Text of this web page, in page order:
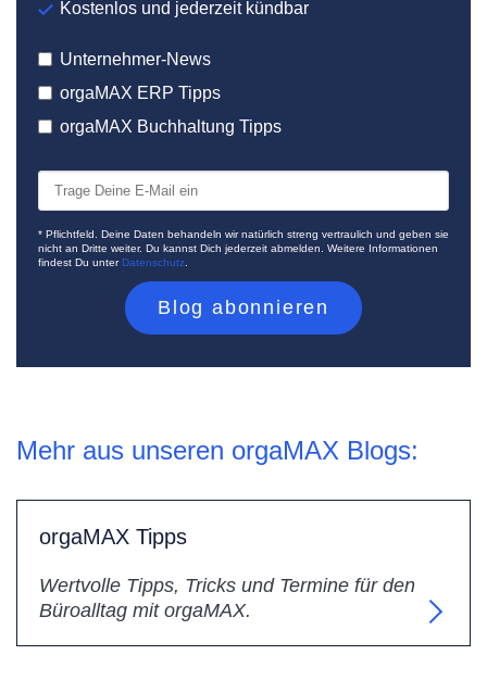
Kostenlos und jederzeit kündbar
Unternehmer-News
orgaMAX ERP Tipps
orgaMAX Buchhaltung Tipps
* Pflichtfeld. Deine Daten behandeln wir natürlich streng vertraulich und geben sie
nicht an Dritte weiter. Du kannst Dich jederzeit abmelden. Weitere Informationen
findest Du unterDatenschutz
Mehr aus unseren orgaMAX Blogs:
orgaMAX Tipps
Wertvolle Tipps, Tricks und Termine für den
Büroalltag mit orgaMAX.